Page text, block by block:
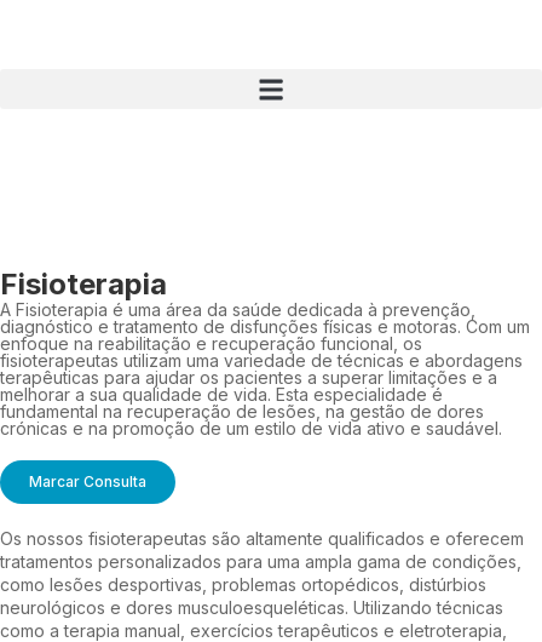
Fisioterapia
A Fisioterapia é uma área da saúde dedicada à prevenção,
diagnóstico e tratamento de disfunções físicas e motoras. Com um
enfoque na reabilitação e recuperação funcional, os
fisioterapeutas utilizam uma variedade de técnicas e abordagens
terapêuticas para ajudar os pacientes a superar limitações e a
melhorar a sua qualidade de vida. Esta especialidade é
fundamental na recuperação de lesões, na gestão de dores
crónicas e na promoção de um estilo de vida ativo e saudável.
Marcar Consulta
Os nossos fisioterapeutas são altamente qualificados e oferecem
tratamentos personalizados para uma ampla gama de condições,
como lesões desportivas, problemas ortopédicos, distúrbios
neurológicos e dores musculoesqueléticas. Utilizando técnicas
como a terapia manual, exercícios terapêuticos e eletroterapia,